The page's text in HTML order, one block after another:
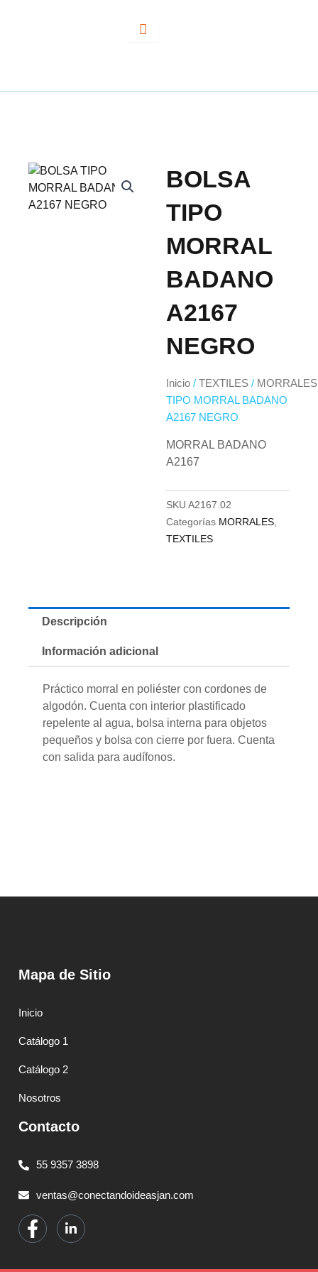
BOLSA
TIPO
MORRAL
BADANO
A2167
NEGRO
Inicio / TEXTILES / MORRALES
TIPO MORRAL BADANO
A2167 NEGRO
MORRAL BADANO
A2167
SKU A2167.02
Categorías MORRALES
TEXTILES
Descripción
Información adicional
Práctico morral en poliéster con cordones de
algodón. Cuenta con interior plastificado
repelente al agua, bolsa interna para objetos
pequeños y bolsa con cierre por fuera. Cuenta
con salida para audífonos.
Mapa de Sitio
Inicio
Catálogo 1
Catálogo 2
Nosotros
Contacto
55 9357 3898
ventas@conectandoideasjan.com